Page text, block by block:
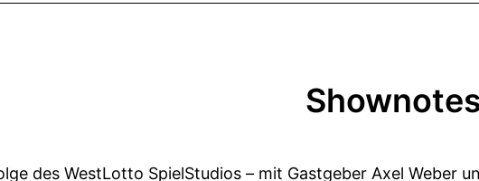
des WestLotto SpielStudios – mit Gastgeber Axel Weber